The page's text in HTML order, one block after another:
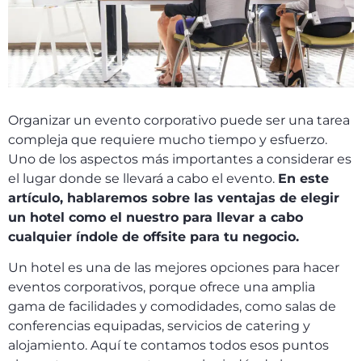
Organizar un evento corporativo puede ser una tarea
compleja que requiere mucho tiempo y esfuerzo.
Uno de los aspectos más importantes a considerar es
el lugar donde se llevará a cabo el evento. En este
artículo, hablaremos sobre las ventajas de elegir
un hotel como el nuestro para llevar a cabo
cualquier índole de offsite para tu negocio.
Un hotel es una de las mejores opciones para hacer
eventos corporativos, porque ofrece una amplia
gama de facilidades y comodidades, como salas de
conferencias equipadas, servicios de catering y
alojamiento. Aquí te contamos todos esos puntos